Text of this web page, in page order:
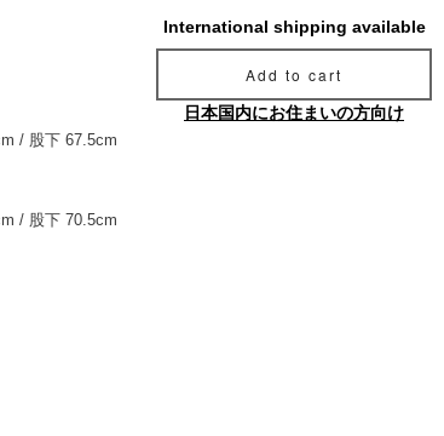
/ 股下 67.5cm
/ 股下 70.5cm
International shipping available
Add to cart
日本国内にお住まいの方向け